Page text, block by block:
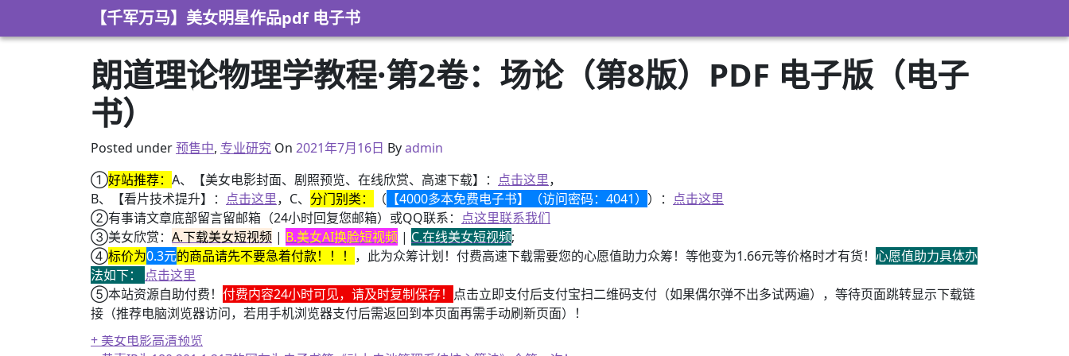
【千军万马】美女明星作品pdf 电子书
朗道理论物理学教程·第2卷：场论（第8版）PDF 电子版（电子
书）
Posted under预售中, 专业研究 On 2021年7月16日
2021年7月16日 Byadmin
①好站推荐： A、【美女电影封面、剧照预览、在线欣赏、高速下载】： 点击这里，
B、【看片技术提升】： 点击这里，C、 分门别类： （ 【4000多本免费电子书】（访问密码：4041） ）： 点击这里
②有事请文章底部留言留邮箱（24小时回复您邮箱）或QQ联系： 点这里联系我们
③美女欣赏： A.下载美女短视频 | B.美女AI换脸短视频 | C.在线美女短视频;
④标价为0.3元的商品请先不要急着付款！！！ ，此为众筹计划！付费高速下载需要您的心愿值助力众筹！等他变为1.66元等价格时才有货！ 心愿值助力具体办
法如下： 点击这里
⑤本站资源自助付费！ 付费内容24小时可见，请及时复制保存！ 点击立即支付后支付宝扫二维码支付（如果偶尔弹不出多试两遍），等待页面跳转显示下载链
接（推荐电脑浏览器访问，若用手机浏览器支付后需返回到本页面再需手动刷新页面）！
+ 美女电影高清预览